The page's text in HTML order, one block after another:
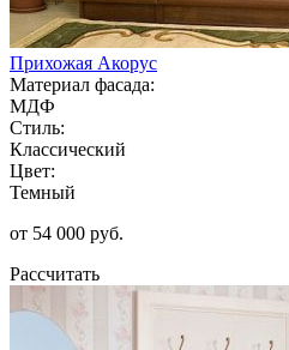
Прихожая Акорус
Материал фасада:
МДФ
Стиль:
Классический
Цвет:
Темный
от 54 000 руб.
Рассчитать